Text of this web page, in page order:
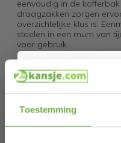
Toestemming
eenvoudig in de
draagzakken zorgen
overzichtelijke klus is.
stoelen in een mum van
voor gebruik.
Specificaties
Merk: TRVLMORE
Model: Luxe Plus
poedercoating
Materiaal zitting voorkant:
Materiaal zittingSchrijf je in en